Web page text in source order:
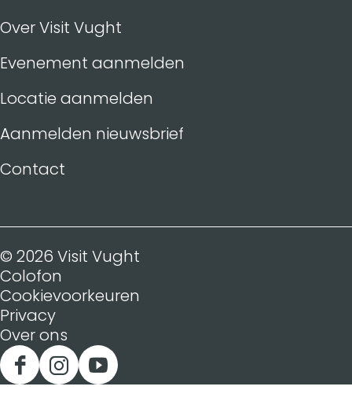
Over Visit Vught
Evenement aanmelden
Locatie aanmelden
Aanmelden nieuwsbrief
Contact
© 2026 Visit Vught
Colofon
Cookievoorkeuren
Privacy
Over ons
F
I
Y